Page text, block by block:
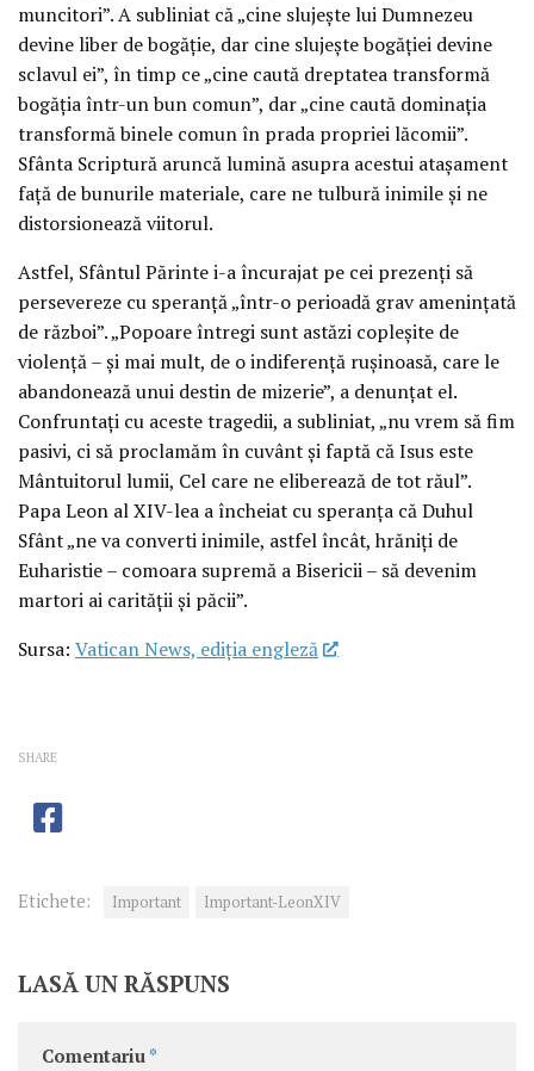
muncitori”. A subliniat că „cine slujește lui Dumnezeu
devine liber de bogăție, dar cine slujește bogăției devine
sclavul ei”, în timp ce „cine caută dreptatea transformă
bogăția într-un bun comun”, dar „cine caută dominația
transformă binele comun în prada propriei lăcomii”.
Sfânta Scriptură aruncă lumină asupra acestui atașament
față de bunurile materiale, care ne tulbură inimile și ne
distorsionează viitorul.
Astfel, Sfântul Părinte i-a încurajat pe cei prezenți să
persevereze cu speranță „într-o perioadă grav amenințată
de război”. „Popoare întregi sunt astăzi copleșite de
violență – și mai mult, de o indiferență rușinoasă, care le
abandonează unui destin de mizerie”, a denunțat el.
Confruntați cu aceste tragedii, a subliniat, „nu vrem să fim
pasivi, ci să proclamăm în cuvânt și faptă că Isus este
Mântuitorul lumii, Cel care ne eliberează de tot răul”.
Papa Leon al XIV-lea a încheiat cu speranța că Duhul
Sfânt „ne va converti inimile, astfel încât, hrăniți de
Euharistie – comoara supremă a Bisericii – să devenim
martori ai carității și păcii”.
Sursa: Vatican News, ediția engleză
SHARE
Etichete: Important Important-LeonXIV
LASĂ UN RĂSPUNS
Comentariu *